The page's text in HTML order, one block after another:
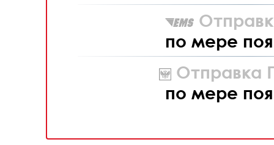
по мере
Отправка
по мере